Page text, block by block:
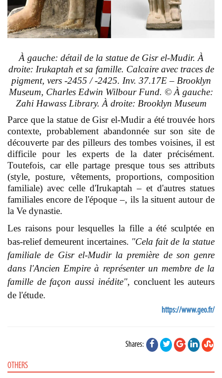
À gauche: détail de la statue de Gisr el‑Mudir. À
droite: Irukaptah et sa famille. Calcaire avec traces de
pigment, vers -2455 / -2425. Inv. 37.17E – Brooklyn
Museum, Charles Edwin Wilbour Fund. © À gauche:
Zahi Hawass Library. À droite: Brooklyn Museum
Parce que la statue de Gisr el-Mudir a été trouvée hors
contexte, probablement abandonnée sur son site de
découverte par des pilleurs des tombes voisines, il est
difficile pour les experts de la dater précisément.
Toutefois, car elle partage presque tous ses attributs
(style, posture, vêtements, proportions, composition
familiale) avec celle d'Irukaptah – et d'autres statues
familiales encore de l'époque –, ils la situent autour de
la Ve dynastie.
Les raisons pour lesquelles la fille a été sculptée en
bas-relief demeurent incertaines. "Cela fait de la statue
familiale de Gisr el‑Mudir la première de son genre
dans l'Ancien Empire à représenter un membre de la
famille de façon aussi inédite", concluent les auteurs
de l'étude.
https://www.geo.fr/
Shares:
OTHERS